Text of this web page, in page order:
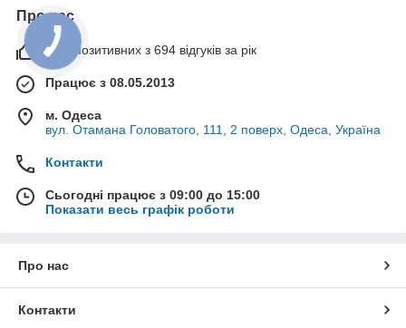
Про нас
99% позитивних з 694 відгуків за рік
Працює з 08.05.2013
м. Одеса
вул. Отамана Головатого, 111, 2 поверх, Одеса, Україна
Контакти
Сьогодні працює з 09:00 до 15:00
Показати весь графік роботи
Про нас
Контакти